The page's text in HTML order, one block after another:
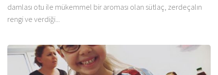
damlası otu ile mükemmel bir aroması olan sütlaç, zerdeçalın
rengi ve verdiği...